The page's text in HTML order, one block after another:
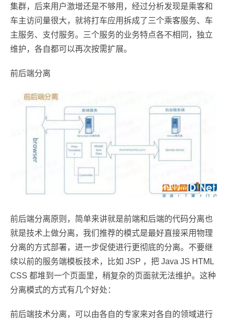
集群，后来用户激增还是不够用，经过分析发现是乘客和
车主访问量很大，就将打车应用拆成了三个乘客服务、车
主服务、支付服务。三个服务的业务特点各不相同，独立
维护，各自都可以再次按需扩展。
前后端分离
前后端分离原则，简单来讲就是前端和后端的代码分离也
就是技术上做分离，我们推荐的模式是最好直接采用物理
分离的方式部署，进一步促使进行更彻底的分离。不要继
续以前的服务端模板技术，比如 JSP ，把 Java JS HTML
CSS 都堆到一个页面里，稍复杂的页面就无法维护。这种
分离模式的方式有几个好处：
前后端技术分离，可以由各自的专家来对各自的领域进行